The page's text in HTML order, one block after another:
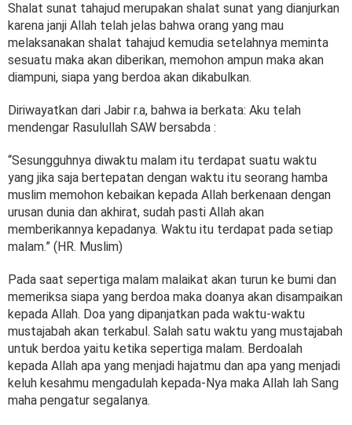
Shalat sunat tahajud merupakan shalat sunat yang dianjurkan
karena janji Allah telah jelas bahwa orang yang mau
melaksanakan shalat tahajud kemudia setelahnya meminta
sesuatu maka akan diberikan, memohon ampun maka akan
diampuni, siapa yang berdoa akan dikabulkan.
Diriwayatkan dari Jabir r.a, bahwa ia berkata: Aku telah
mendengar Rasulullah SAW bersabda :
“Sesungguhnya diwaktu malam itu terdapat suatu waktu
yang jika saja bertepatan dengan waktu itu seorang hamba
muslim memohon kebaikan kepada Allah berkenaan dengan
urusan dunia dan akhirat, sudah pasti Allah akan
memberikannya kepadanya. Waktu itu terdapat pada setiap
malam.” (HR. Muslim)
Pada saat sepertiga malam malaikat akan turun ke bumi dan
memeriksa siapa yang berdoa maka doanya akan disampaikan
kepada Allah. Doa yang dipanjatkan pada waktu-waktu
mustajabah akan terkabul. Salah satu waktu yang mustajabah
untuk berdoa yaitu ketika sepertiga malam. Berdoalah
kepada Allah apa yang menjadi hajatmu dan apa yang menjadi
keluh kesahmu mengadulah kepada-Nya maka Allah lah Sang
maha pengatur segalanya.